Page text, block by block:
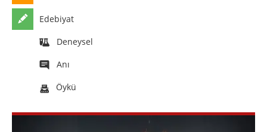
Edebiyat
Deneysel
Anı
Öykü